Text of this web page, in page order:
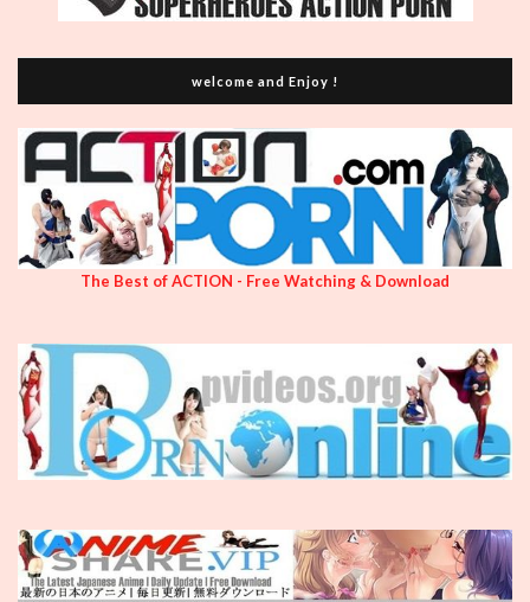
welcome and Enjoy !
The Best of ACTION - Free Watching & Download